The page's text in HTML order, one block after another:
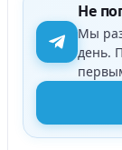
Не
Мы
день.